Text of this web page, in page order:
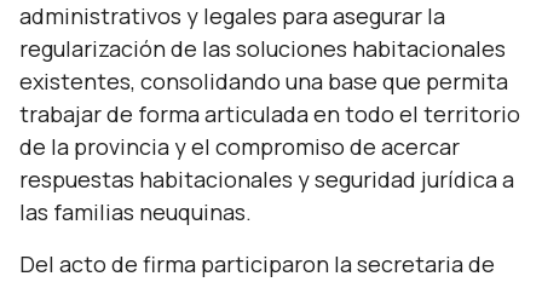
administrativos y legales para asegurar la
regularización de las soluciones habitacionales
existentes, consolidando una base que permita
trabajar de forma articulada en todo el territorio
de la provincia y el compromiso de acercar
respuestas habitacionales y seguridad jurídica a
las familias neuquinas.
Del acto de firma participaron la secretaria de